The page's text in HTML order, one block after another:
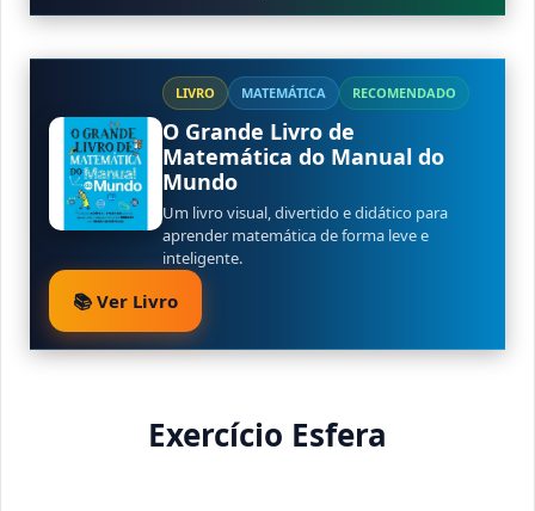
LIVRO MATEMÁTICA RECOMENDADO
O Grande Livro de
Matemática do Manual do
Mundo
Um livro visual, divertido e didático para
aprender matemática de forma leve e
inteligente.
📚 Ver Livro
Exercício Esfera